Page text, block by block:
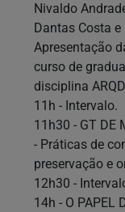
Nivaldo
Dantas Costa
Apresentação
curso de
disciplina
11h - Intervalo.
11h30 - GT DE
- Práticas de
preservação e
12h30 -
14h - O PAPEL